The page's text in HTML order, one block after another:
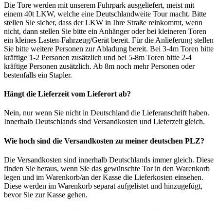
Die Tore werden mit unserem Fuhrpark ausgeliefert, meist mit
einem 40t LKW, welche eine Deutschlandweite Tour macht. Bitte
stellen Sie sicher, dass der LKW in Ihre Straße reinkommt, wenn
nicht, dann stellen Sie bitte ein Anhänger oder bei kleineren Toren
ein kleines Lasten-Fahrzeug/Gerät bereit. Für die Anlieferung stellen
Sie bitte weitere Personen zur Abladung bereit. Bei 3-4m Toren bitte
kräftige 1-2 Personen zusätzlich und bei 5-8m Toren bitte 2-4
kräftige Personen zusätzlich. Ab 8m noch mehr Personen oder
bestenfalls ein Stapler.
Hängt die Lieferzeit vom Lieferort ab?
Nein, nur wenn Sie nicht in Deutschland die Lieferanschrift haben.
Innerhalb Deutschlands sind Versandkosten und Lieferzeit gleich.
Wie hoch sind die Versandkosten zu meiner deutschen PLZ?
Die Versandkosten sind innerhalb Deutschlands immer gleich. Diese
finden Sie heraus, wenn Sie das gewünschte Tor in den Warenkorb
legen und im Warenkorb/an der Kasse die Lieferkosten einsehen.
Diese werden im Warenkorb separat aufgelistet und hinzugefügt,
bevor Sie zur Kasse gehen.